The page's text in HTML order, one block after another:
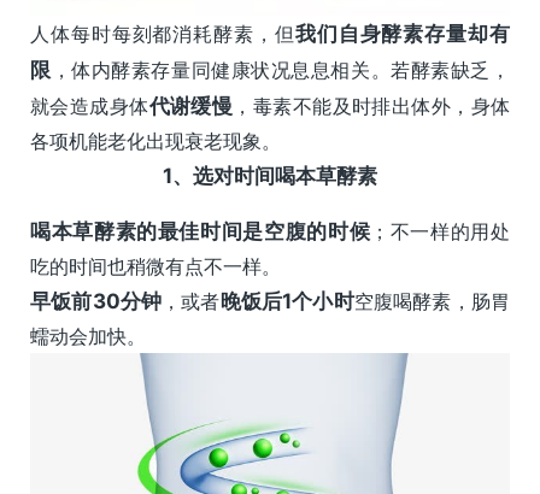
人体每时每刻都消耗酵素，但我们自身酵素存量却有
限 ，体内酵素存量同健康状况息息相关。若酵素缺乏，
就会造成身体代谢缓慢 ，毒素不能及时排出体外，身体
各项机能老化出现衰老现象。
1、 选对时间喝本草酵素
喝本草酵素的最佳时间是空腹的时候 ；不一样的用处
吃的时间也稍微有点不一样。
早饭前30分钟 ，或者晚饭后1个小时空腹喝酵素，肠胃
蠕动会加快。